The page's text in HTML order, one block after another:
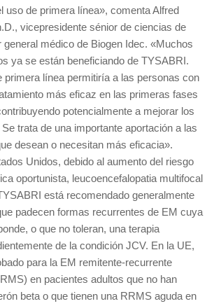
uso de primera línea», comenta Alfred
vicepresidente sénior de ciencias de
médico de Biogen Idec. «Muchos
ya se están beneficiando de TYSABRI.
primera línea permitiría a las personas con
más eficaz en las primeras fases
potencialmente a mejorar los
trata de una importante aportación a las
desean o necesitan más eficacia».
Unidos, debido al aumento del riesgo
oportunista, leucoencefalopatia multifocal
está recomendado generalmente
padecen formas recurrentes de EM cuya
o que no toleran, una terapia
de la condición JCV. En la UE,
para la EM remitente-recurrente
en pacientes adultos que no han
beta o que tienen una RRMS aguda en